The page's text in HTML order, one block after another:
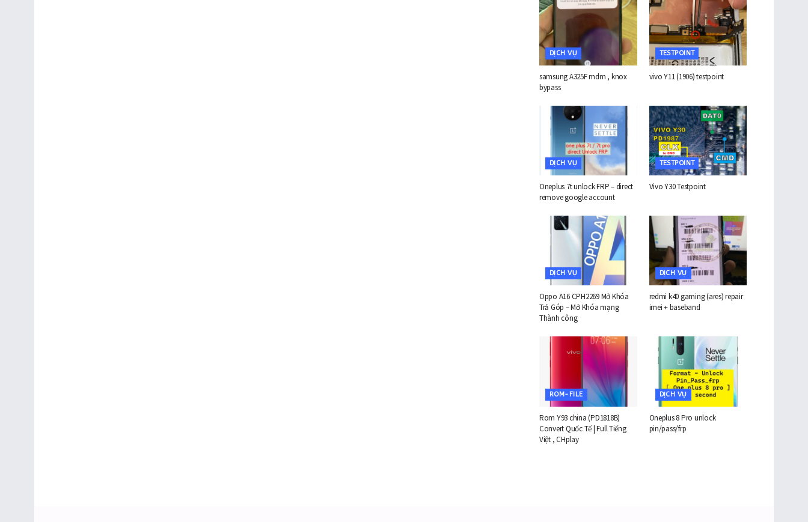
DỊCH VỤ
samsung A325F mdm , knox
bypass
TESTPOINT
vivo Y11 (1906) testpoint
DỊCH VỤ
Oneplus 7t unlock FRP – direct
remove google account
TESTPOINT
Vivo Y30 Testpoint
DỊCH VỤ
Oppo A16 CPH2269 Mở Khóa
Trả Góp – Mở Khóa mạng
Thành công
DỊCH VỤ
redmi k40 gaming (ares) repair
imei + baseband
ROM-FILE
Rom Y93 china (PD1818B)
Convert Quốc Tế | Full Tiếng
Việt , CHplay
DỊCH VỤ
Oneplus 8 Pro unlock
pin/pass/frp